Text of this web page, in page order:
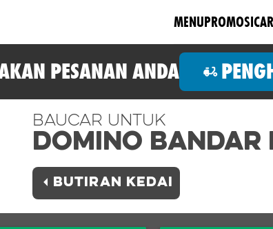
MENUPROMOSI
PESANAN ANDA
Baucar Untuk
Domino BANDAR
BUTIRAN KEDAI